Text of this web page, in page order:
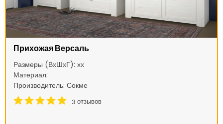
Прихожая Версаль
Размеры (ВхШхГ): хх
Материал:
Производитель: Сокме
3 отзывов